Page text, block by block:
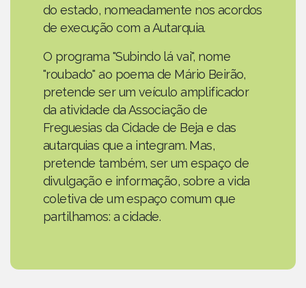
do estado, nomeadamente nos acordos
de execução com a Autarquia.
O programa "Subindo lá vai", nome
"roubado" ao poema de Mário Beirão,
pretende ser um veículo amplificador
da atividade da Associação de
Freguesias da Cidade de Beja e das
autarquias que a integram. Mas,
pretende também, ser um espaço de
divulgação e informação, sobre a vida
coletiva de um espaço comum que
partilhamos: a cidade.